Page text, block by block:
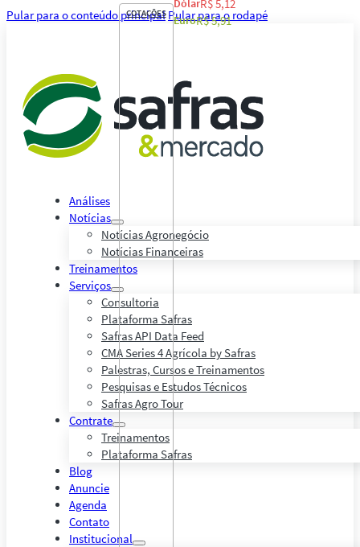
Pular para o conteúdo principal Pular para o rodapé
Análises
Notícias
Notícias Agronegócio
Notícias Financeiras
Treinamentos
Serviços
Consultoria
Plataforma Safras
Safras API Data Feed
CMA Series 4 Agrícola by Safras
Palestras, Cursos e Treinamentos
Pesquisas e Estudos Técnicos
Safras Agro Tour
Contrate
Treinamentos
Plataforma Safras
Blog
Anuncie
Agenda
Contato
Institucional
COTAÇÕES
DólarR$ 5,12
EuroR$ 5,91